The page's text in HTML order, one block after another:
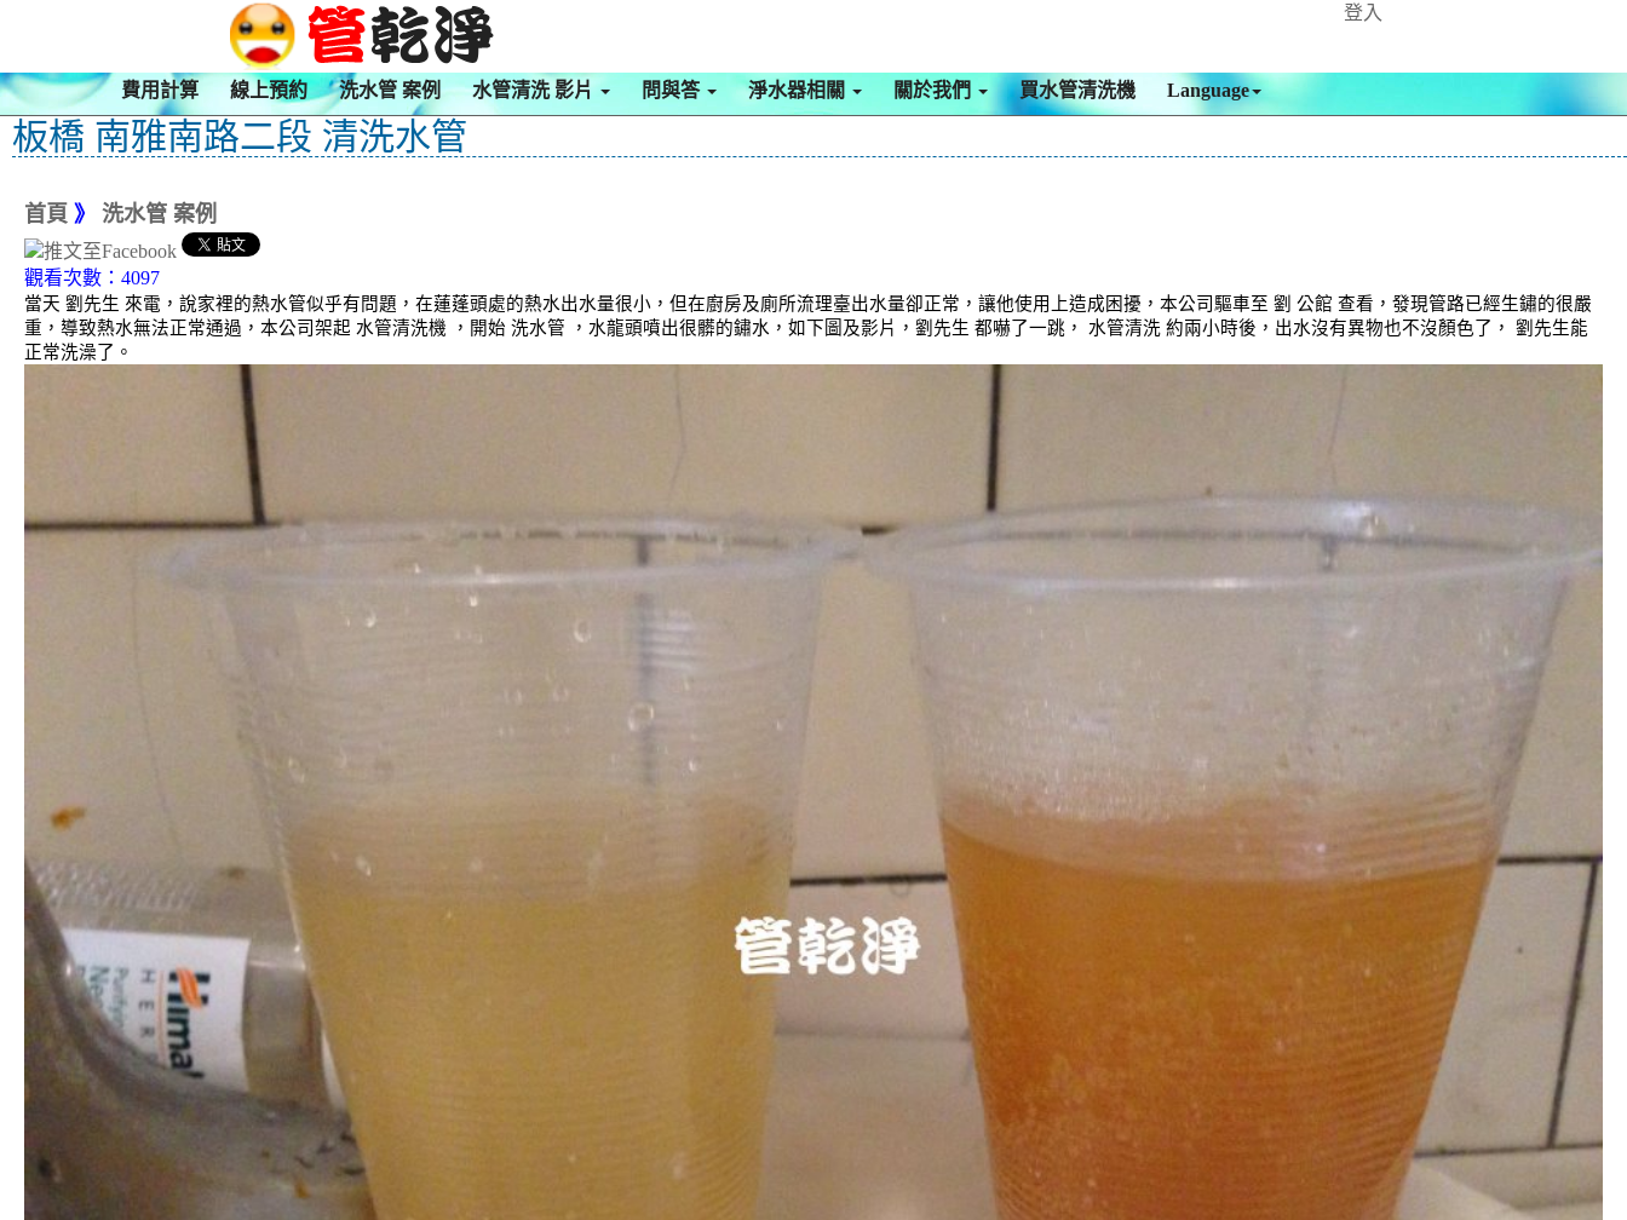
登入
費用計算 線上預約 洗水管 案例 水管清洗 影片 問與答 淨水器相關 關於我們 買水管清洗機 Language
板橋 南雅南路二段 清洗水管
首頁 》 洗水管 案例
觀看次數：4097
當天 劉先生 來電，說家裡的熱水管似乎有問題，在蓮蓬頭處的熱水出水量很小，但在廚房及廁所流理臺出水量卻正常，讓他使用上造成困擾，本公司驅車至 劉 公館 查看，發現管路已經生鏽的很嚴
重，導致熱水無法正常通過，本公司架起 水管清洗機 ，開始 洗水管 ，水龍頭噴出很髒的鏽水，如下圖及影片，劉先生 都嚇了一跳， 水管清洗 約兩小時後，出水沒有異物也不沒顏色了， 劉先生能
正常洗澡了。